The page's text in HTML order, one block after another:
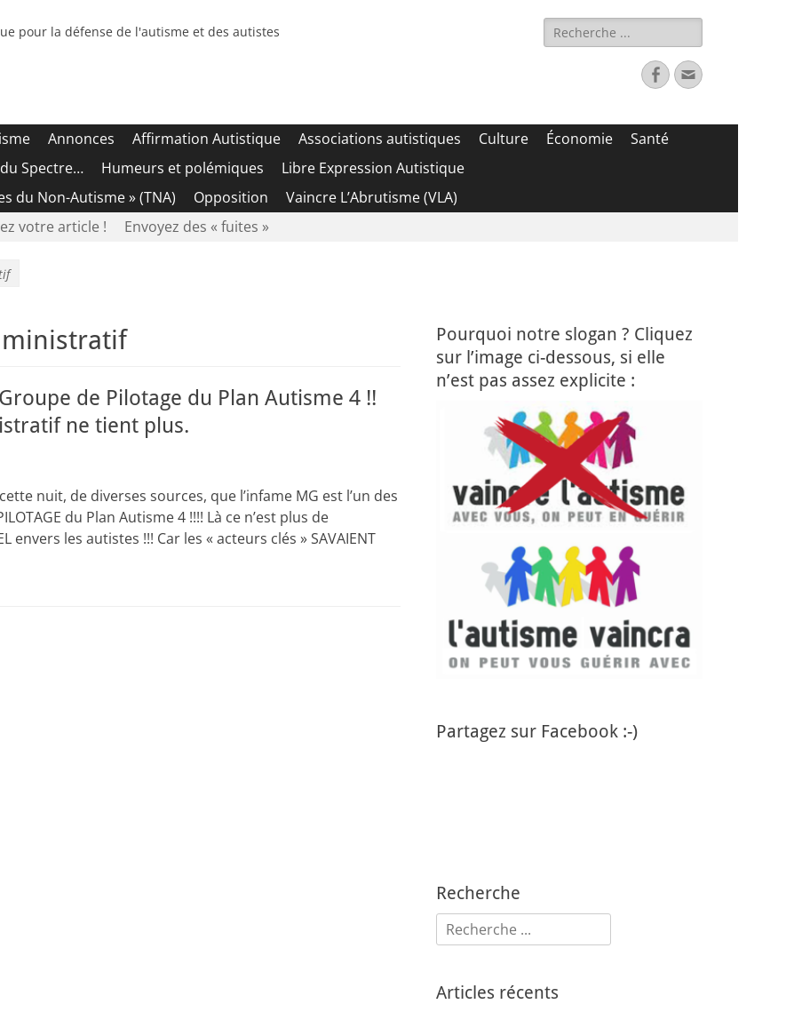
pour la défense de l'autisme et des autistes Rechercher :
FacebookAdresse
de
Annonces Affirmation Autistique Associations autistiques Culture Économie
Santé
du Spectre… Humeurs et polémiques
Libre Expression Autistique
du Non-Autisme » (TNA)
Opposition Vaincre L’Abrutisme (VLA)
votre article ! Envoyez des « fuites »
de Pilotage du Plan Autisme 4 !!
ne tient plus.
nuit, de diverses sources, que l’infame MG est l’un des
du Plan Autisme 4 !!!! Là ce n’est plus de
envers les autistes !!! Car les « acteurs clés » SAVAIENT
Pourquoi notre slogan ? Cliquez
sur l’image ci-dessous, si elle
n’est pas assez explicite :
Partagez sur Facebook :-)
Recherche
Rechercher :
Articles récents